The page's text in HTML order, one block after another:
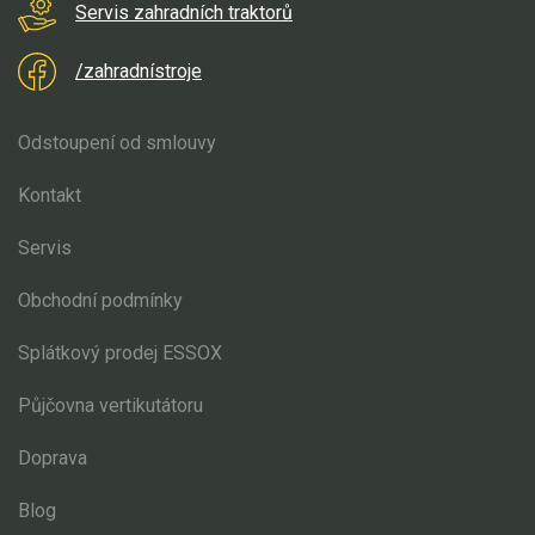
Elektrické skútry
Elektrické tříkolky
Elektrické tříkolky pro seniory
Elektrické čtyřkolky
Náhradní díly
Náhradní díly pro motorové pily
Řetězové pily
Náhradní díly pro křovinořezy
Náhradní díly pro sekačky
Servis zahradních traktorů
/zahradnístroje
Odstoupení od smlouvy
Kontakt
Servis
Obchodní podmínky
Splátkový prodej ESSOX
Půjčovna vertikutátoru
Doprava
Blog